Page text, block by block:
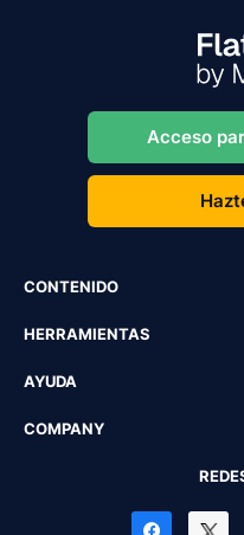
Acceso
CONTENIDO
HERRAMIENTAS
AYUDA
COMPANY